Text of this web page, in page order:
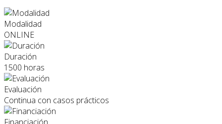
Modalidad
ONLINE
Duración
1500 horas
Evaluación
Continua con casos prácticos